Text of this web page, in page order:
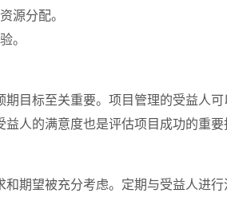
源分配。
。
目标至关重要。项目管理的受益人
人的满意度也是评估项目成功的重要
期望被充分考虑。定期与受益人进